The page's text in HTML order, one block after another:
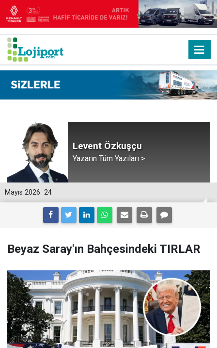
Levent Özkuşçu
Yazarın Tüm Yazıları >
24
Mayıs 2026
Beyaz Saray'ın Bahçesindeki TIRLAR